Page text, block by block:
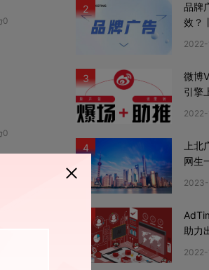
0
0
2
品牌
效？
3
微博
引擎
4
上北
网生
助力